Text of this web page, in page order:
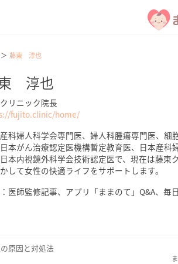
藤東 淳也
淳也
リニック院長
fujito.clinic/home/
科婦人科学会専門医、婦人科腫瘍専門医、細
本がん治療認定医機構暫定教育医、日本産科
本内視鏡外科学会技術認定医で、現在は藤東
して女性の快適ライフをサポートします。
医師監修記事、アプリ「ままのて」Q&A、毎
原因と対処法